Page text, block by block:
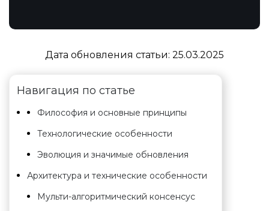
Дата обновления статьи: 25.03.2025
Навигация по статье
Философия и основные принципы
Технологические особенности
Эволюция и значимые обновления
Архитектура и технические особенности
Мульти-алгоритмический консенсус